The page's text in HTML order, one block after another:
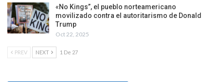
«No Kings”, el pueblo norteamericano
movilizado contra el autoritarismo de Donald
Trump
Oct 22, 2025
PREV NEXT 1 De 27